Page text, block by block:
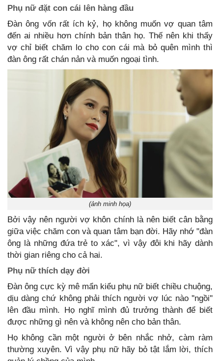
Phụ nữ đặt con cái lên hàng đầu
Đàn ông vốn rất ích kỷ, họ không muốn vợ quan tâm
đến ai nhiều hơn chính bản thân họ. Thế nên khi thấy
vợ chỉ biết chăm lo cho con cái mà bỏ quên mình thì
đàn ông rất chán nản và muốn ngoại tình.
(ảnh minh họa)
Bởi vậy nên người vợ khôn chính là nên biết cân bằng
giữa việc chăm con và quan tâm bạn đời. Hãy nhớ "đàn
ông là những đứa trẻ to xác", vì vậy đôi khi hãy dành
thời gian riêng cho cả hai.
Phụ nữ thích dạy đời
Đàn ông cực kỳ mê mẩn kiểu phụ nữ biết chiều chuộng,
dịu dàng chứ không phải thích người vợ lúc nào ''ngồi''
lên đầu mình. Họ nghĩ mình đủ trưởng thành để biết
được những gì nên và không nên cho bản thân.
Họ không cần một người ở bên nhắc nhở, càm ràm
thường xuyên. Vì vậy phụ nữ hãy bỏ tật lắm lời, thích